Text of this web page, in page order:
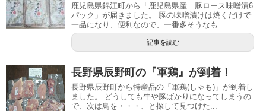
鹿児島県錦江町から「鹿児島県産 豚ロース味噌漬6
パック」が届きました。 豚の味噌漬けは焼くだけで
一品になり、便利なので、一番多そうなも...
記事を読む
長野県辰野町の『軍鶏』が到着！
長野県辰野町から特産品の「軍鶏(しゃも)」が到着し
ました。 どうしても牛や豚ばかりになってしまうの
で、次は鳥を・・・、と探して見つけた...